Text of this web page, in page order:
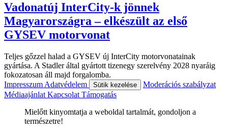
Vadonatúj InterCity-k jönnek
Magyarországra – elkészült az első
GYSEV motorvonat
Teljes gőzzel halad a GYSEV új InterCity motorvonatainak
gyártása. A Stadler által gyártott tizenegy szerelvény 2028 nyaráig
fokozatosan áll majd forgalomba.
Impresszum Adatvédelem Sütik kezelése
Moderációs szabályzat
Médiaajánlat Kapcsolat Támogatás
Mielőtt kinyomtatja a weboldal tartalmát, gondoljon a
természetre!